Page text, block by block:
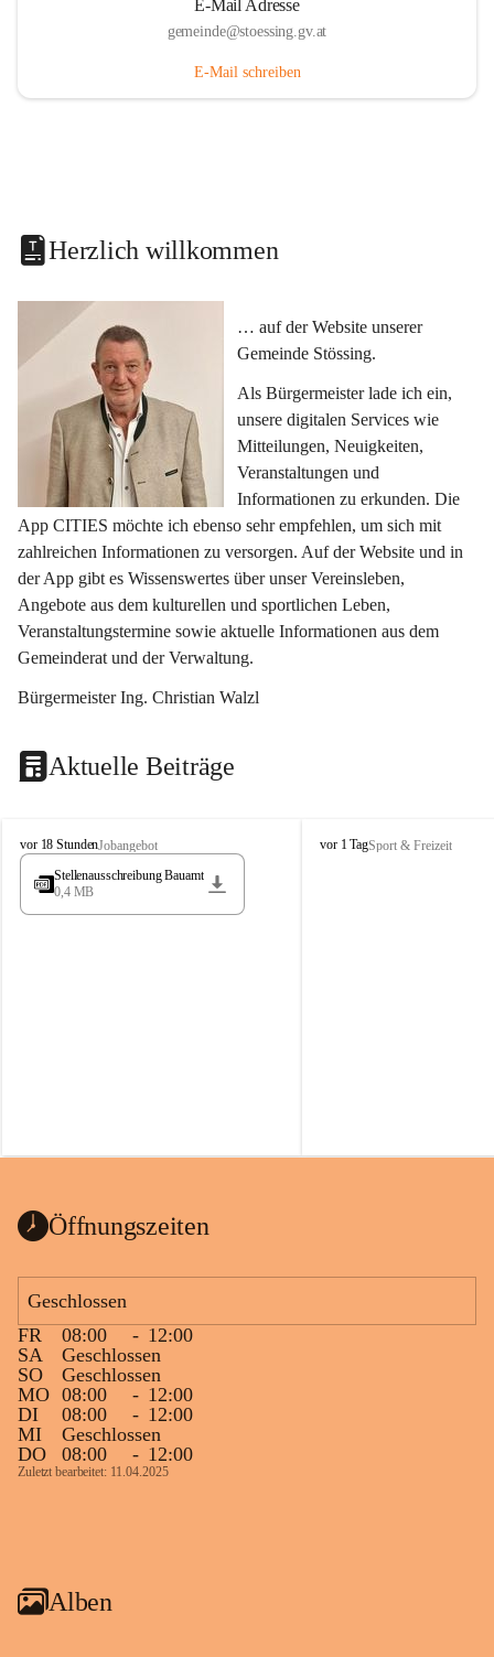
E-Mail Adresse
gemeinde@stoessing.gv.at
E-Mail schreiben
Herzlich willkommen
… auf der Website unserer
Gemeinde Stössing.
Als Bürgermeister lade ich ein,
unsere digitalen Services wie
Mitteilungen, Neuigkeiten,
Veranstaltungen und
Informationen zu erkunden. Die
App CITIES möchte ich ebenso sehr empfehlen, um sich mit
zahlreichen Informationen zu versorgen. Auf der Website und in
der App gibt es Wissenswertes über unser Vereinsleben,
Angebote aus dem kulturellen und sportlichen Leben,
Veranstaltungstermine sowie aktuelle Informationen aus dem
Gemeinderat und der Verwaltung.
Bürgermeister Ing. Christian Walzl
Aktuelle Beiträge
S
t
s
vor 18 StundenJobangebot
Stellenausschreibung Bauamt
0,4 MB
S
vor 1 TagSport & Freizeit
Öffnungszeiten
Geschlossen
FR
08:00 - 12:00
SA
Geschlossen
SO
Geschlossen
MO 08:00 - 12:00
DI
08:00 - 12:00
MI
Geschlossen
DO
08:00 - 12:00
Zuletzt bearbeitet: 11.04.2025
Alben